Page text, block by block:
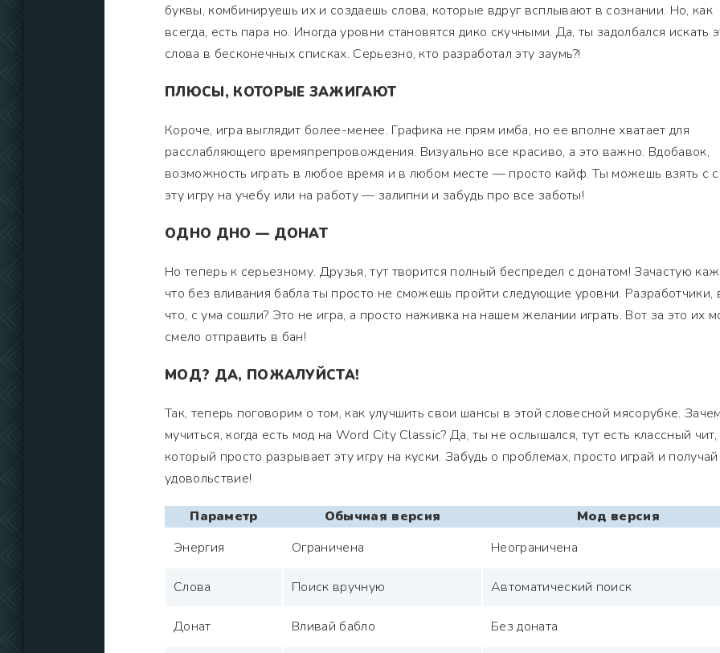
буквы, комбинируешь их и создаешь слова, которые вдруг всплывают в сознании. Но, как
всегда, есть пара но. Иногда уровни становятся дико скучными. Да, ты задолбался искать
слова в бесконечных списках. Серьезно, кто разработал эту заумь?!
ПЛЮСЫ, КОТОРЫЕ ЗАЖИГАЮТ
Короче, игра выглядит более-менее. Графика не прям имба, но ее вполне хватает для
расслабляющего времяпрепровождения. Визуально все красиво, а это важно. Вдобавок,
возможность играть в любое время и в любом месте — просто кайф. Ты можешь взять с
эту игру на учебу или на работу — залипни и забудь про все заботы!
ОДНО ДНО — ДОНАТ
Но теперь к серьезному. Друзья, тут творится полный беспредел с донатом! Зачастую
что без вливания бабла ты просто не сможешь пройти следующие уровни. Разработчики,
что, с ума сошли? Это не игра, а просто наживка на нашем желании играть. Вот за это их
смело отправить в бан!
МОД? ДА, ПОЖАЛУЙСТА!
Так, теперь поговорим о том, как улучшить свои шансы в этой словесной мясорубке.
мучиться, когда есть мод на Word City Classic? Да, ты не ослышался, тут есть классный чит,
который просто разрывает эту игру на куски. Забудь о проблемах, просто играй и получай
удовольствие!
Параметр Обычная версия
Мод версия
Энергия
Ограничена Неограничена
Слова Поиск вручную Автоматический поиск
Донат Вливай бабло Без доната